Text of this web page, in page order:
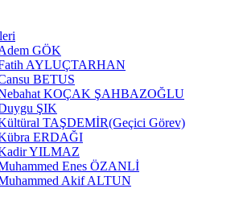
GÖK
AYLUÇTARHAN
BETUS
KOÇAK ŞAHBAZOĞLU
ŞIK
TAŞDEMİR(Geçici Görev)
ERDAĞI
YILMAZ
Enes ÖZANLİ
Akif ALTUN